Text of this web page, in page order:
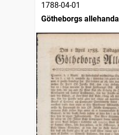
1788-04-01
Götheborgs allehanda